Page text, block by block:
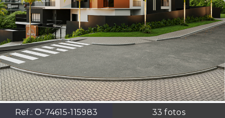
Ref.: O-74615-115983 33 fotos